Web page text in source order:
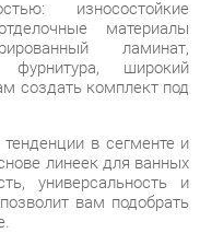
создать комплект под
в сегменте и
линеек для ванных
универсальность и
вам подобрать
изделия для ванных
для белья. В
классический и